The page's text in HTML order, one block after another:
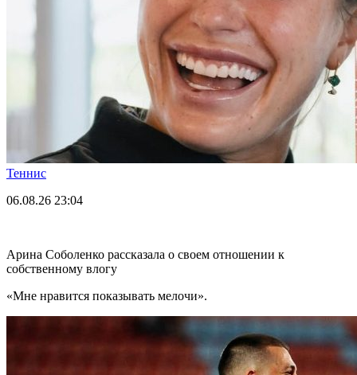
Теннис
06.08.26 23:04
Арина Соболенко рассказала о своем отношении к
собственному влогу
«Мне нравится показывать мелочи».